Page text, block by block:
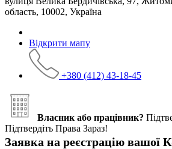
область, 10002, Україна
Відкрити мапу
+380 (412) 43-18-45
Власник або працівник?
Підтвердіть Права Зараз!
Заявка на реєстрацію вашої